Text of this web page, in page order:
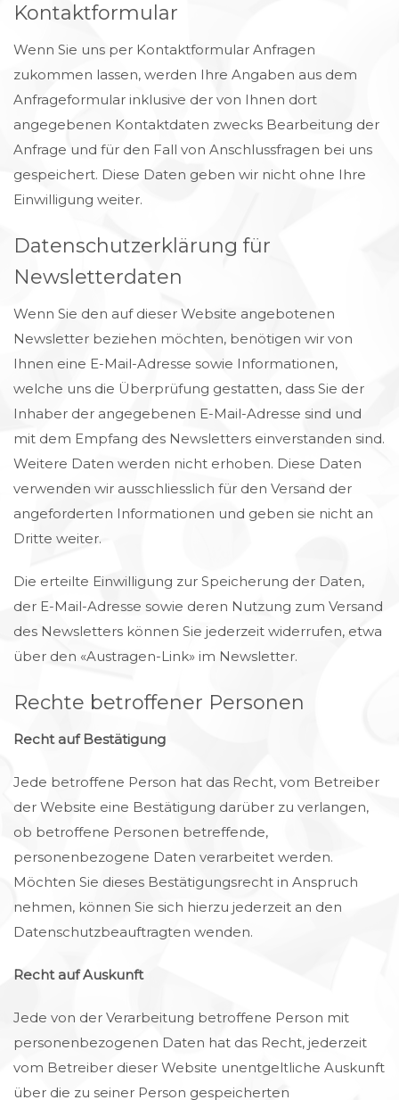
Kontaktformular
Wenn Sie uns per Kontaktformular Anfragen
zukommen lassen, werden Ihre Angaben aus dem
Anfrageformular inklusive der von Ihnen dort
angegebenen Kontaktdaten zwecks Bearbeitung der
Anfrage und für den Fall von Anschlussfragen bei uns
gespeichert. Diese Daten geben wir nicht ohne Ihre
Einwilligung weiter.
Datenschutzerklärung für
Newsletterdaten
Wenn Sie den auf dieser Website angebotenen
Newsletter beziehen möchten, benötigen wir von
Ihnen eine E-Mail-Adresse sowie Informationen,
welche uns die Überprüfung gestatten, dass Sie der
Inhaber der angegebenen E-Mail-Adresse sind und
mit dem Empfang des Newsletters einverstanden sind.
Weitere Daten werden nicht erhoben. Diese Daten
verwenden wir ausschliesslich für den Versand der
angeforderten Informationen und geben sie nicht an
Dritte weiter.
Die erteilte Einwilligung zur Speicherung der Daten,
der E-Mail-Adresse sowie deren Nutzung zum Versand
des Newsletters können Sie jederzeit widerrufen, etwa
über den «Austragen-Link» im Newsletter.
Rechte betroffener Personen
Recht auf Bestätigung
Jede betroffene Person hat das Recht, vom Betreiber
der Website eine Bestätigung darüber zu verlangen,
ob betroffene Personen betreffende,
personenbezogene Daten verarbeitet werden.
Möchten Sie dieses Bestätigungsrecht in Anspruch
nehmen, können Sie sich hierzu jederzeit an den
Datenschutzbeauftragten wenden.
Recht auf Auskunft
Jede von der Verarbeitung betroffene Person mit
personenbezogenen Daten hat das Recht, jederzeit
vom Betreiber dieser Website unentgeltliche Auskunft
über die zu seiner Person gespeicherten